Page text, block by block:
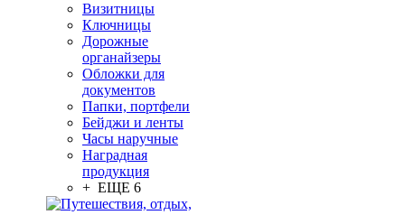
Визитницы
Ключницы
Дорожные
органайзеры
Обложки для
документов
Папки, портфели
Бейджи и ленты
Часы наручные
Наградная
продукция
+ ЕЩЕ 6